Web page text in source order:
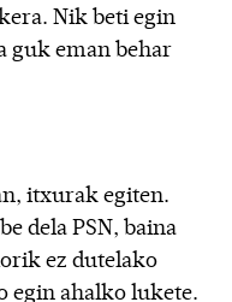
Nik beti egin
guk eman behar
itxurak egiten.
dela PSN, baina
ez dutelako
egin ahalko lukete.